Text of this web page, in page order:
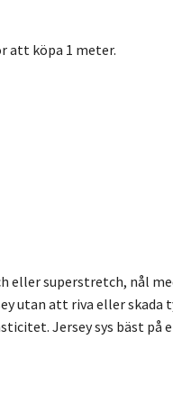
att köpa 1 meter.
eller superstretch, nål
utan att riva eller skada
Jersey sys bäst på